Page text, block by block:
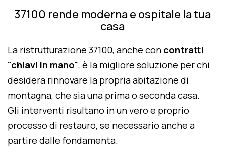
37100 rende moderna e ospitale la tua
casa
La ristrutturazione 37100, anche con contratti
"chiavi in mano", è la migliore soluzione per chi
desidera rinnovare la propria abitazione di
montagna, che sia una prima o seconda casa.
Gli interventi risultano in un vero e proprio
processo di restauro, se necessario anche a
partire dalle fondamenta.